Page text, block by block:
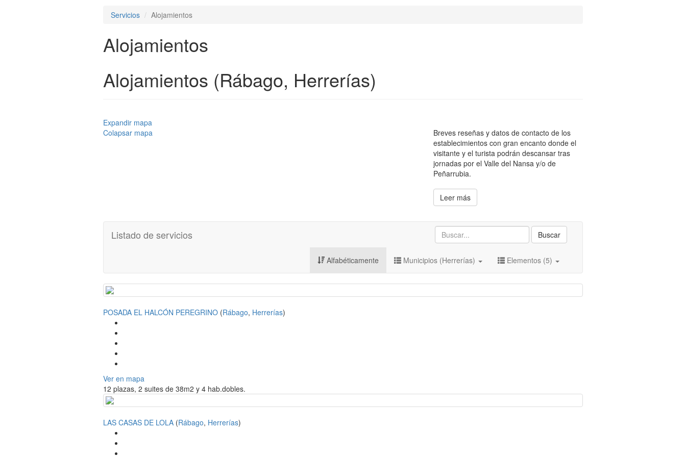
Servicios Alojamientos
Alojamientos
Alojamientos (Rábago, Herrerías)
Expandir mapa
Colapsar mapa
Breves reseñas y datos de contacto de los
establecimientos con gran encanto donde el
visitante y el turista podrán descansar tras
jornadas por el Valle del Nansa y/o de
Peñarrubia.
Leer más
Listado de servicios Buscar
Alfabéticamente Municipios (Herrerías) Elementos (5)
POSADA EL HALCÓN PEREGRINO (Rábago, Herrerías)
Ver en mapa
12 plazas, 2 suites de 38m2 y 4 hab.dobles.
LAS CASAS DE LOLA (Rábago, Herrerías)